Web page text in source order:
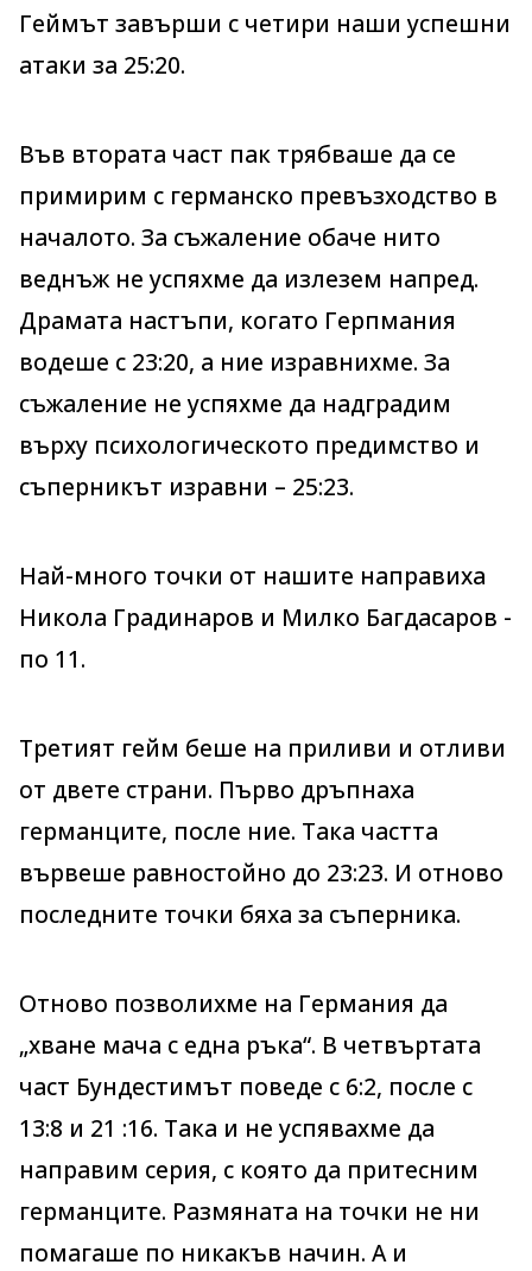
Геймът завърши с четири наши успешни
атаки за 25:20.
Във втората част пак трябваше да се
примирим с германско превъзходство в
началото. За съжаление обаче нито
веднъж не успяхме да излезем напред.
Драмата настъпи, когато Герпмания
водеше с 23:20, а ние изравнихме. За
съжаление не успяхме да надградим
върху психологическото предимство и
съперникът изравни – 25:23.
Най-много точки от нашите направиха
Никола Градинаров и Милко Багдасаров -
по 11.
Третият гейм беше на приливи и отливи
от двете страни. Първо дръпнаха
германците, после ние. Така частта
вървеше равностойно до 23:23. И отново
последните точки бяха за съперника.
Отново позволихме на Германия да
„хване мача с една ръка“. В четвъртата
част Бундестимът поведе с 6:2, после с
13:8 и 21 :16. Така и не успявахме да
направим серия, с която да притесним
германците. Размяната на точки не ни
помагаше по никакъв начин. А и